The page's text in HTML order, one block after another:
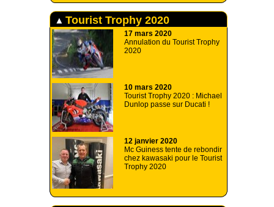
Tourist Trophy 2020
17 mars 2020
Annulation du Tourist Trophy
2020
10 mars 2020
Tourist Trophy 2020 : Michael
Dunlop passe sur Ducati !
12 janvier 2020
Mc Guiness tente de rebondir
chez kawasaki pour le Tourist
Trophy 2020